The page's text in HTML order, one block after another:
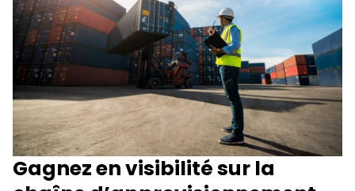
Gagnez en visibilité sur la